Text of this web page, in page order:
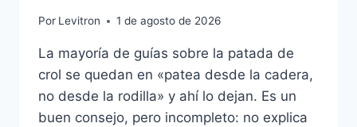
Por Levitron 1 de agosto de 2026
La mayoría de guías sobre la patada de
crol se quedan en «patea desde la cadera,
no desde la rodilla» y ahí lo dejan. Es un
buen consejo, pero incompleto: no explica